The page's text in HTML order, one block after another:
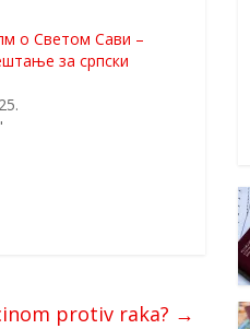
о Светом Сави –
за српски
protiv raka? →